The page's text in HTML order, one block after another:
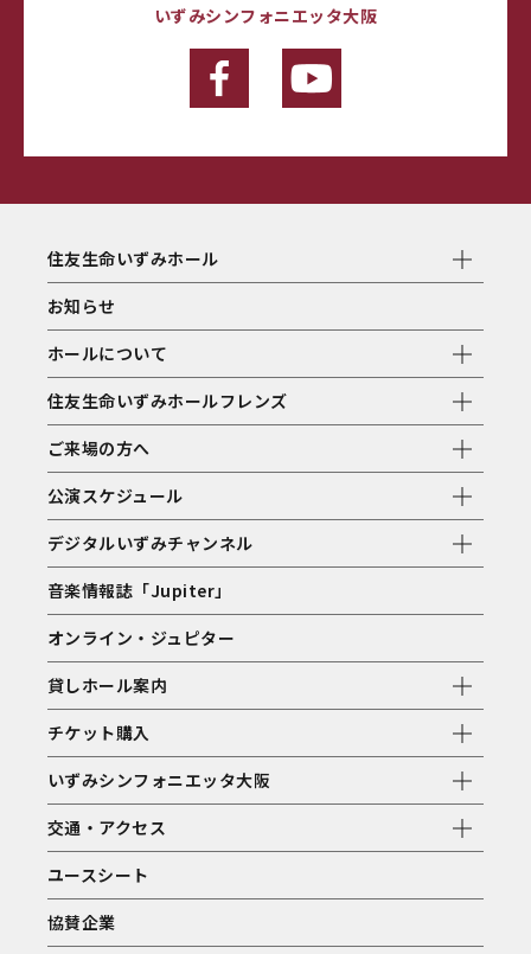
いずみシンフォニエッタ大阪
住友生命いずみホール
お知らせ
ホールについて
住友生命いずみホールフレンズ
ご来場の方へ
公演スケジュール
デジタルいずみチャンネル
音楽情報誌「Jupiter」
オンライン・ジュピター
貸しホール案内
チケット購入
いずみシンフォニエッタ大阪
交通・アクセス
ユースシート
協賛企業